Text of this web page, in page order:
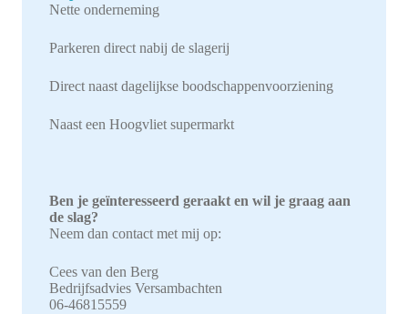
Nette onderneming
Parkeren direct nabij de slagerij
Direct naast dagelijkse boodschappenvoorziening
Naast een Hoogvliet supermarkt
Ben je geïnteresseerd geraakt en wil je graag aan
de slag?
Neem dan contact met mij op:
Cees van den Berg
Bedrijfsadvies Versambachten
06-46815559